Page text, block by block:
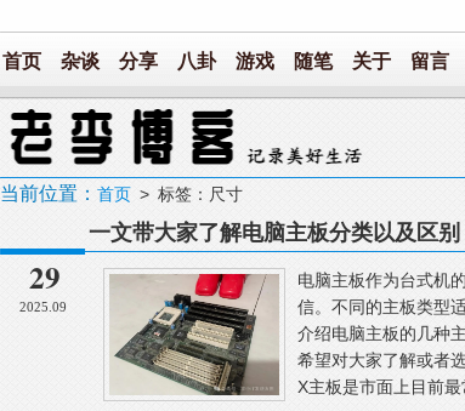
首页 杂谈 分享 八卦 游戏 随笔 关于 留言
当前位置： 首页 > 标签：尺寸
29
2025.09
一文带大家了解电脑主板分类以及区别
电脑主板作为台式机
信。不同的主板类型
介绍电脑主板的几种
希望对大家了解或者
X主板是市面上目前